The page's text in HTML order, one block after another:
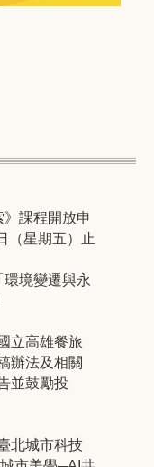
》課程開放申
（星期五）止
環境變遷與永
立高雄餐旅
辦法及相關
並鼓勵投
北城市科技